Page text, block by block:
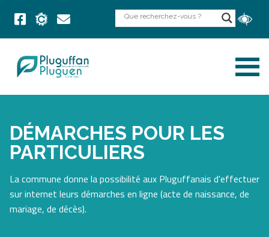
DÉMARCHES POUR LES
PARTICULIERS
La commune donne la possibilité aux Pluguffanais d'effectuer
sur internet leurs démarches en ligne (acte de naissance, de
mariage, de décès).